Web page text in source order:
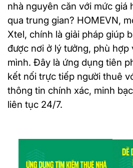
nhà nguyên căn với mức giá
qua trung gian? HOMEVN,
Xtel, chính là giải pháp giúp
được nơi ở lý tưởng, phù hợp
mình. Đây là ứng dụng tiên
kết nối trực tiếp người thuê
thông tin chính xác, minh
liên tục 24/7.